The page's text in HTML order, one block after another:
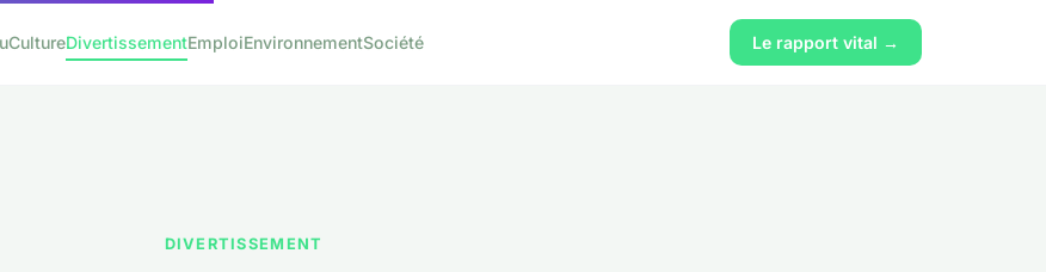
CultureDivertissementEmploiEnvironnementSociété Le rapport vital →
DIVERTISSEMENT